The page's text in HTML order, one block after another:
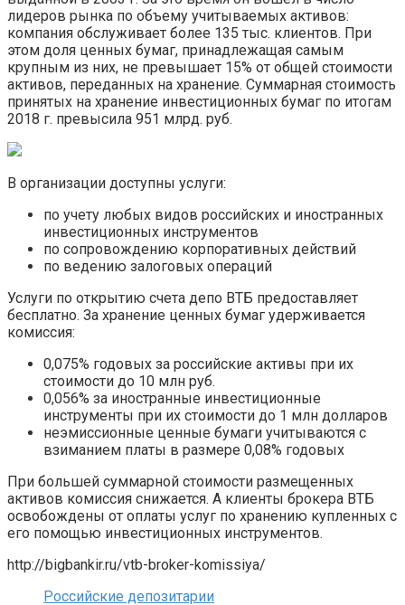
лидеров рынка по объему учитываемых активов:
компания обслуживает более 135 тыс. клиентов. При
этом доля ценных бумаг, принадлежащая самым
крупным из них, не превышает 15% от общей стоимости
активов, переданных на хранение. Суммарная стоимость
принятых на хранение инвестиционных бумаг по итогам
2018 г. превысила 951 млрд. руб.
В организации доступны услуги:
по учету любых видов российских и иностранных
инвестиционных инструментов
по сопровождению корпоративных действий
по ведению залоговых операций
Услуги по открытию счета депо ВТБ предоставляет
бесплатно. За хранение ценных бумаг удерживается
комиссия:
0,075% годовых за российские активы при их
стоимости до 10 млн руб.
0,056% за иностранные инвестиционные
инструменты при их стоимости до 1 млн долларов
неэмиссионные ценные бумаги учитываются с
взиманием платы в размере 0,08% годовых
При большей суммарной стоимости размещенных
активов комиссия снижается. А клиенты брокера ВТБ
освобождены от оплаты услуг по хранению купленных с
его помощью инвестиционных инструментов.
http://bigbankir.ru/vtb-broker-komissiya/
Российские депозитарии